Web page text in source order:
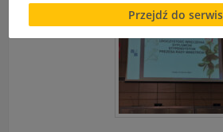
cookies lub local storage,
uniemożliwić korzystanie z
Informacje dotyczące polityki
przetwarzania danych
"Nasza szkoła" >
Przejdź do